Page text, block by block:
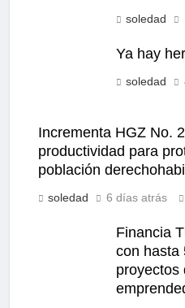
soledad
Ya hay
soledad
Incrementa HGZ No.
productividad para
población
soledad 6 días atrás
Financia
con hasta
proyectos